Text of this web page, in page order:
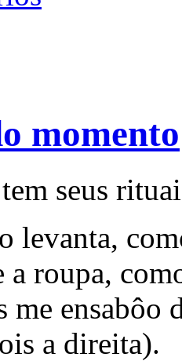
momento
seus
levanta,
a roupa,
me
a direita).